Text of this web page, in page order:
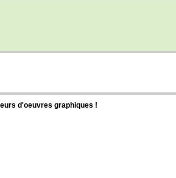
d'oeuvres graphiques !